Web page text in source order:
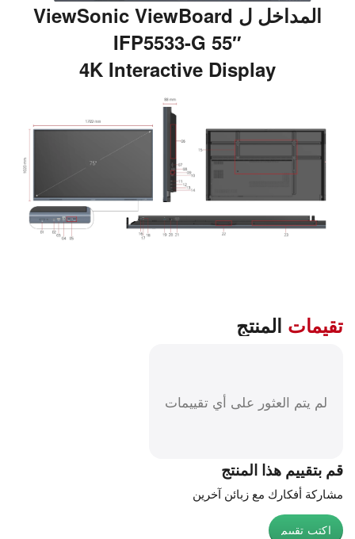
المداخل ل ViewSonic ViewBoard
IFP5533-G 55″
4K Interactive Display
تقيمات المنتج
لم يتم العثور على أي تقييمات
قم بتقييم هذا المنتج
مشاركة أفكارك مع زبائن آخرين
اكتب تقييم